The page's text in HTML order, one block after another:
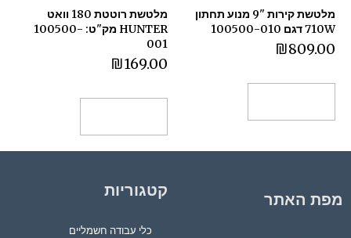
מלטשת קירות "9 מנוע תחתון
710W דגם 100500-010
₪809.00
מלטשת רוטטת 180 וואט
HUNTER מק"ט: 100500-
001
₪169.00
מפת האתר קטגוריות
כלי עבודה חשמליים